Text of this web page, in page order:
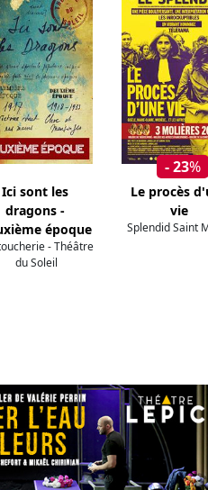
Ici sont les
dragons -
époque
- Théâtre
du Soleil
- 23%
Le procès
vie
Splendid Saint